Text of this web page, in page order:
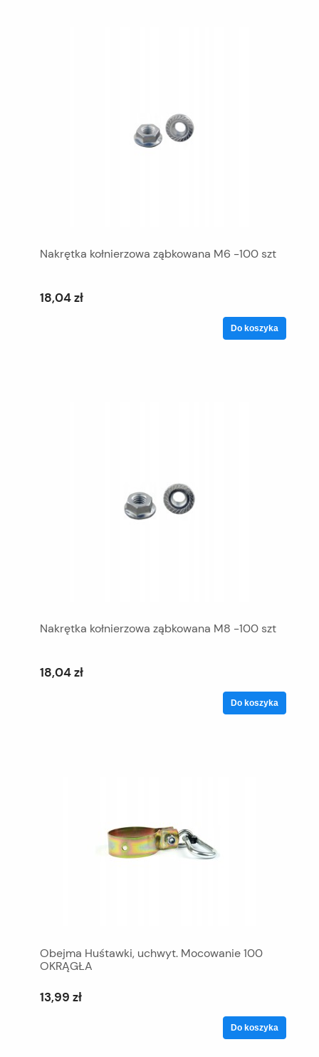
Nakrętka kołnierzowa ząbkowana M6 -100 szt
18,04 zł
Do koszyka
Nakrętka kołnierzowa ząbkowana M8 -100 szt
18,04 zł
Do koszyka
Obejma Huśtawki, uchwyt. Mocowanie 100
OKRĄGŁA
13,99 zł
Do koszyka